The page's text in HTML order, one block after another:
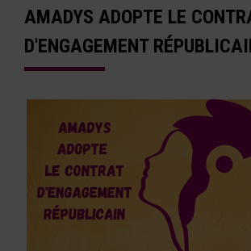
AMADYS ADOPTE LE
D'ENGAGEMENT